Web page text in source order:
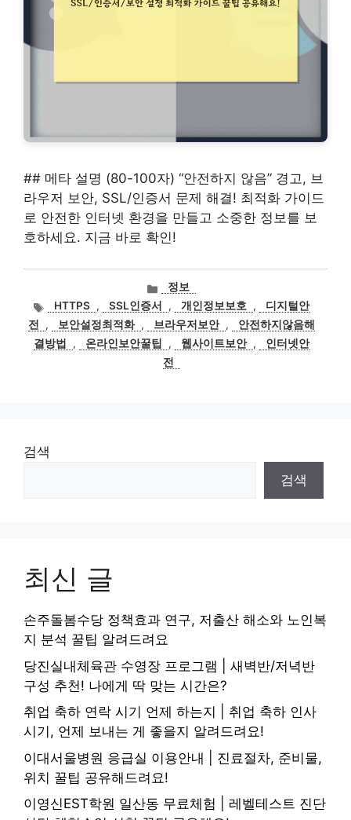
## 메타 설명 (80-100자) “안전하지 않음” 경고, 브
라우저 보안, SSL/인증서 문제 해결! 최적화 가이드
로 안전한 인터넷 환경을 만들고 소중한 정보를 보
호하세요. 지금 바로 확인!
카
테
고
리
정보
태HTTPS , SSL인증서 , 개인정보보호 ,
디지털안
전
, 보안설정최적화 , 브라우저보안 ,
안전하지않음해
결방법
, 온라인보안꿀팁 , 웹사이트보안 ,
인터넷안
전
검색
검색
최신 글
손주돌봄수당 정책효과 연구, 저출산 해소와 노인복
지 분석 꿀팁 알려드려요
당진실내체육관 수영장 프로그램 | 새벽반/저녁반
구성 추천! 나에게 딱 맞는 시간은?
취업 축하 연락 시기 언제 하는지 | 취업 축하 인사
시기, 언제 보내는 게 좋을지 알려드려요!
이대서울병원 응급실 이용안내 | 진료절차, 준비물,
위치 꿀팁 공유해드려요!
이영신EST학원 일산동 무료체험 | 레벨테스트 진단